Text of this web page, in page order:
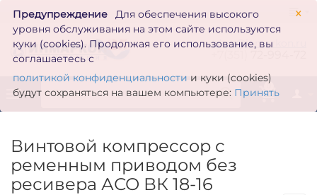
×
Предупреждение
Для обеспечения высокого
уровня обслуживания на этом сайте используются
куки (cookies). Продолжая его использование, вы
соглашаетесь с
политикой конфиденциальности и куки (cookies)
будут сохраняться на вашем компьютере: Принять
zakaz@inmarkon.ru
0
Винтовой компрессор с
ременным приводом без
ресивера АСО ВК 18-16